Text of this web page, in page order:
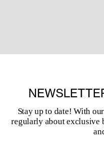
Stay up to date! With
regularly about exclusive